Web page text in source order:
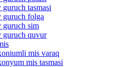
tasmasi
folga
sim
quvur
mis varaq
mis tasmasi